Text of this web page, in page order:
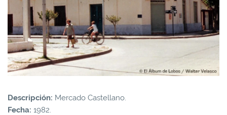
Descripción: Mercado Castellano.
Fecha: 1982.